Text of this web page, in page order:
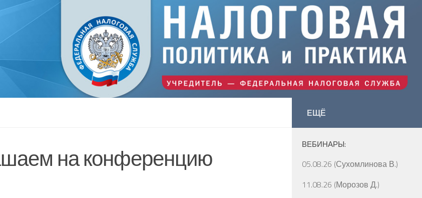
на конференцию
ЕЩЁ
ВЕБИНАРЫ:
05.08.26 (Сухомлинова В.)
11.08.26 (Морозов Д.)